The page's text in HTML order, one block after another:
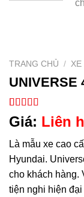
TRANG CHỦ / XE
UNIVERSE
5.00 trên 5
dựa trên
1
đánh giá
Giá: Liên
Là mẫu xe cao
Hyundai.
cho khách hàng.
tiện nghi hiện